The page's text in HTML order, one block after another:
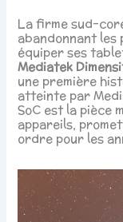
La firme sud-
abandonnant les
équiper ses
Mediatek
une première
atteinte par
SoC est la pièce
appareils,
ordre pour les